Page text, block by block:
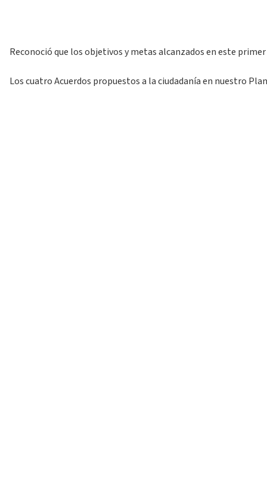
Reconoció que los objetivos y metas alcanzados en este
Los cuatro Acuerdos propuestos a la ciudadanía en nuestro